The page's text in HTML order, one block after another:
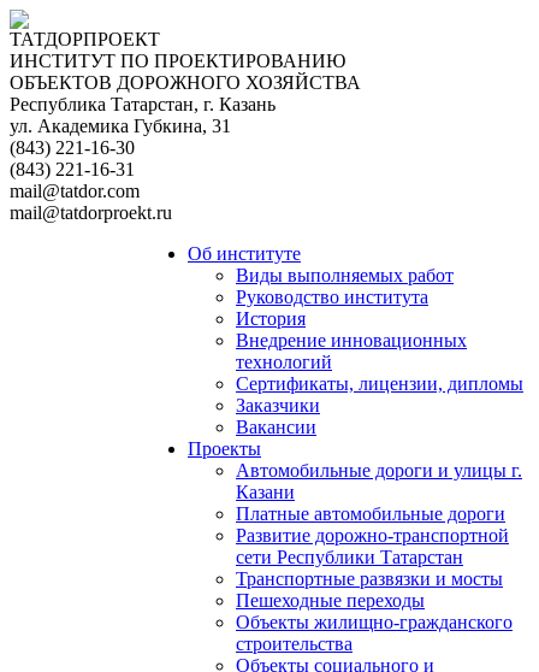
ТАТДОРПРОЕКТ
ИНСТИТУТ ПО ПРОЕКТИРОВАНИЮ
ОБЪЕКТОВ ДОРОЖНОГО ХОЗЯЙСТВА
Республика Татарстан, г. Казань
ул. Академика Губкина, 31
(843) 221-16-30
(843) 221-16-31
mail@tatdor.com
mail@tatdorproekt.ru
Об институте
Виды выполняемых работ
Руководство института
История
Внедрение инновационных
технологий
Сертификаты, лицензии, дипломы
Заказчики
Вакансии
Проекты
Автомобильные дороги и улицы г.
Казани
Платные автомобильные дороги
Развитие дорожно-транспортной
сети Республики Татарстан
Транспортные развязки и мосты
Пешеходные переходы
Объекты жилищно-гражданского
строительства
Объекты социального и